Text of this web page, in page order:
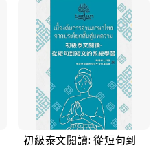
初級泰文閱讀: 從短句到